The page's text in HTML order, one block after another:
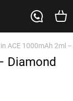
ACE 1000mAh 2ml
Diamond